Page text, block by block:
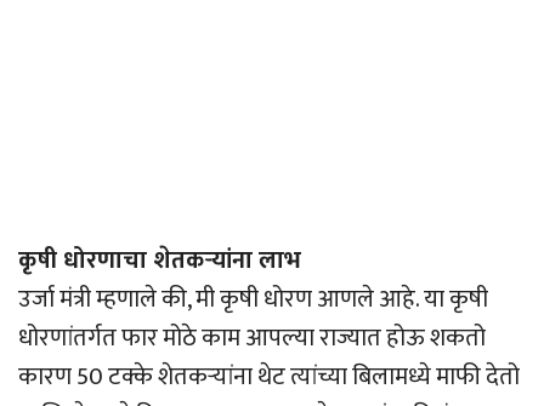
कृषी धोरणाचा शेतकर्‍यांना लाभ
उर्जा मंत्री म्हणाले की, मी कृषी धोरण आणले आहे. या कृषी
धोरणांतर्गत फार मोठे काम आपल्या राज्यात होऊ शकतो
कारण 50 टक्के शेतकर्‍यांना थेट त्यांच्या बिलामध्ये माफी देतो